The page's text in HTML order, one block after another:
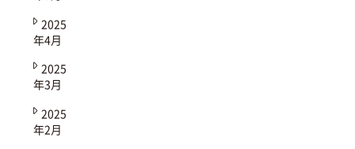
2025
年4月
2025
年3月
2025
年2月